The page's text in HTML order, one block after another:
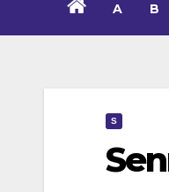
A B
S